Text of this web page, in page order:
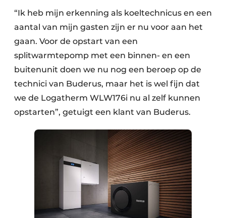
“Ik heb mijn erkenning als koeltechnicus en een
aantal van mijn gasten zijn er nu voor aan het
gaan. Voor de opstart van een
splitwarmtepomp met een binnen- en een
buitenunit doen we nu nog een beroep op de
technici van Buderus, maar het is wel fijn dat
we de Logatherm WLW176i nu al zelf kunnen
opstarten”, getuigt een klant van Buderus.